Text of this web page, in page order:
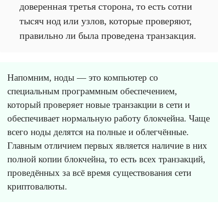
доверенная третья сторона, то есть сотни
тысяч нод или узлов, которые проверяют,
правильно ли была проведена транзакция.
Напомним, ноды — это компьютер со
специальным программным обеспечением,
который проверяет новые транзакции в сети и
обеспечивает нормальную работу блокчейна. Чаще
всего ноды делятся на полные и облегчённые.
Главным отличием первых является наличие в них
полной копии блокчейна, то есть всех транзакций,
проведённых за всё время существования сети
криптовалюты.